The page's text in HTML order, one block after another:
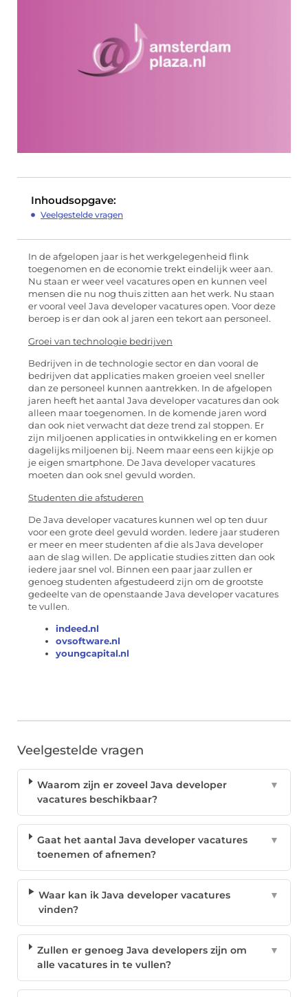
Inhoudsopgave:
Veelgestelde vragen
In de afgelopen jaar is het werkgelegenheid flink
toegenomen en de economie trekt eindelijk weer aan.
Nu staan er weer veel vacatures open en kunnen veel
mensen die nu nog thuis zitten aan het werk. Nu staan
er vooral veel Java developer vacatures open. Voor deze
beroep is er dan ook al jaren een tekort aan personeel.
Groei van technologie bedrijven
Bedrijven in de technologie sector en dan vooral de
bedrijven dat applicaties maken groeien veel sneller
dan ze personeel kunnen aantrekken. In de afgelopen
jaren heeft het aantal Java developer vacatures dan ook
alleen maar toegenomen. In de komende jaren word
dan ook niet verwacht dat deze trend zal stoppen. Er
zijn miljoenen applicaties in ontwikkeling en er komen
dagelijks miljoenen bij. Neem maar eens een kijkje op
je eigen smartphone. De Java developer vacatures
moeten dan ook snel gevuld worden.
Studenten die afstuderen
De Java developer vacatures kunnen wel op ten duur
voor een grote deel gevuld worden. Iedere jaar studeren
er meer en meer studenten af die als Java developer
aan de slag willen. De applicatie studies zitten dan ook
iedere jaar snel vol. Binnen een paar jaar zullen er
genoeg studenten afgestudeerd zijn om de grootste
gedeelte van de openstaande Java developer vacatures
te vullen.
indeed.nl
ovsoftware.nl
youngcapital.nl
Veelgestelde vragen
Waarom zijn er zoveel Java developer
vacatures beschikbaar?
▼
Gaat het aantal Java developer vacatures
toenemen of afnemen?
▼
Waar kan ik Java developer vacatures
vinden?
▼
Zullen er genoeg Java developers zijn om
alle vacatures in te vullen?
▼